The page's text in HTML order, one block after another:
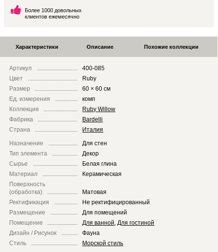
Более 1000 довольных
клиентов ежемесячно
Характеристики Описание Похожие коллекции
Артикул
400-085
Цвет
Ruby
Размер
60 × 60 см
Ед. измерения
комп
Коллекция
Ruby Willow
Фабрика
Bardelli
Страна
Италия
Назначение
Для стен
Тип элемента
Декор
Сырье
Белая глина
Материал
Керамическая
Поверхность
(обработка)
Матовая
Ректификация
Не ректифицированный
Размещение
Для помещений
Помещение
Для ванной Для гостиной
Дизайн / Рисунок
Фауна
Стиль
Морской стиль